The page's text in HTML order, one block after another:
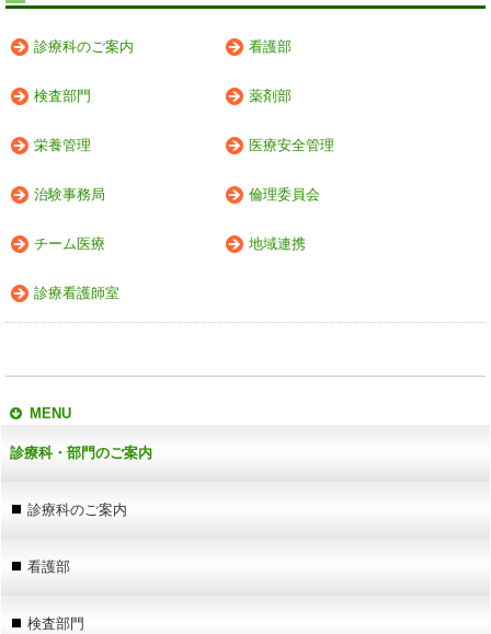
診療科のご案内 看護部
検査部門 薬剤部
栄養管理 医療安全管理
治験事務局 倫理委員会
チーム医療 地域連携
診療看護師室
MENU
診療科・部門のご案内
診療科のご案内
看護部
検査部門